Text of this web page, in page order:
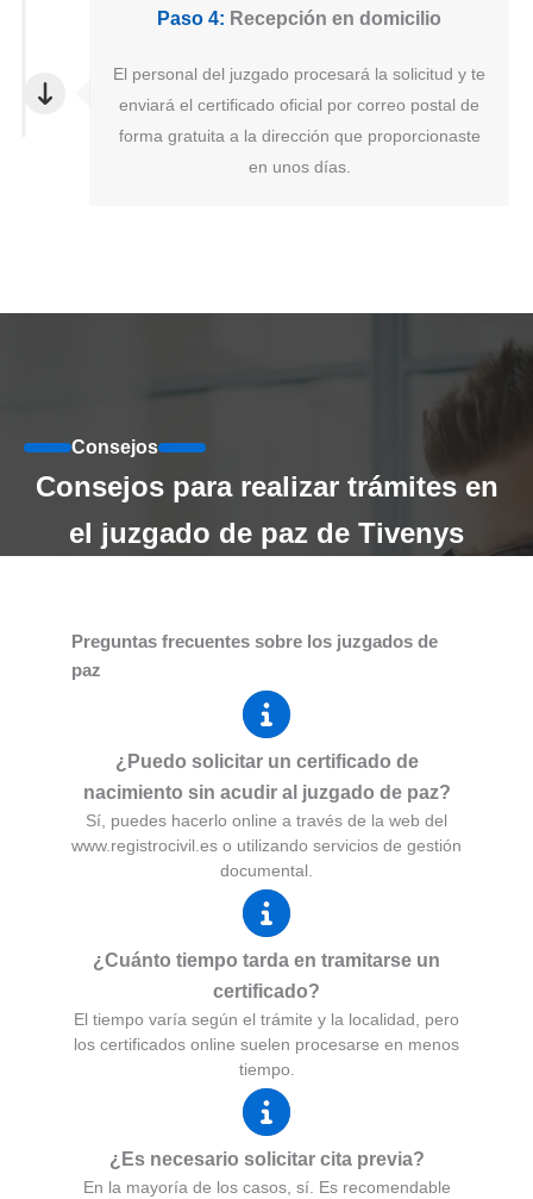
Paso 4: Recepción en domicilio
El personal del juzgado procesará la solicitud y te
enviará el certificado oficial por correo postal de
forma gratuita a la dirección que proporcionaste
en unos días.
Consejos
Consejos para realizar trámites en
el juzgado de paz de Tivenys
Preguntas frecuentes sobre los juzgados de
paz
¿Puedo solicitar un certificado de
nacimiento sin acudir al juzgado de paz?
Sí, puedes hacerlo online a través de la web del
www.registrocivil.es o utilizando servicios de gestión
documental.
¿Cuánto tiempo tarda en tramitarse un
certificado?
El tiempo varía según el trámite y la localidad, pero
los certificados online suelen procesarse en menos
tiempo.
¿Es necesario solicitar cita previa?
En la mayoría de los casos, sí. Es recomendable